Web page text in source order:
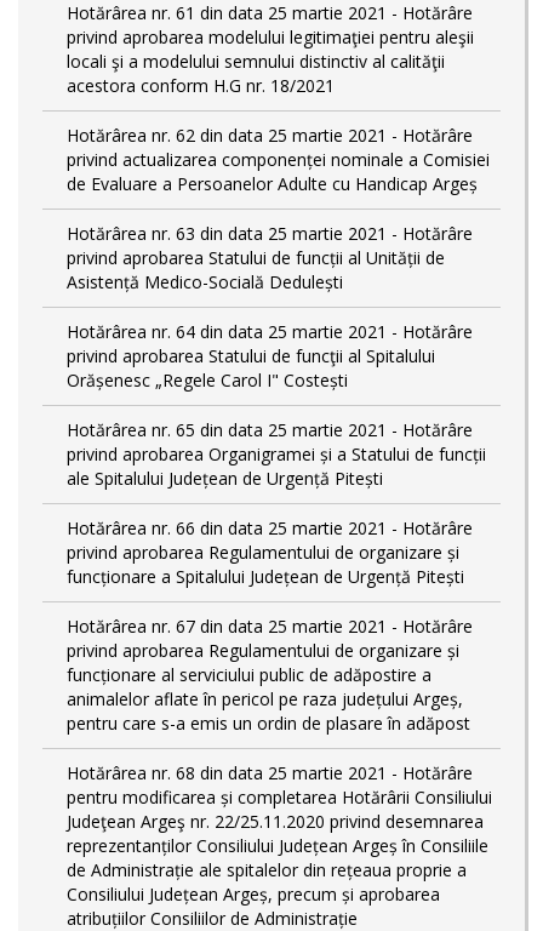
Hotărârea nr. 61 din data 25 martie 2021 - Hotărâre
privind aprobarea modelului legitimaţiei pentru aleşii
locali şi a modelului semnului distinctiv al calităţii
acestora conform H.G nr. 18/2021
Hotărârea nr. 62 din data 25 martie 2021 - Hotărâre
privind actualizarea componenței nominale a Comisiei
de Evaluare a Persoanelor Adulte cu Handicap Argeș
Hotărârea nr. 63 din data 25 martie 2021 - Hotărâre
privind aprobarea Statului de funcții al Unității de
Asistență Medico-Socială Dedulești
Hotărârea nr. 64 din data 25 martie 2021 - Hotărâre
privind aprobarea Statului de funcţii al Spitalului
Orășenesc „Regele Carol I" Costești
Hotărârea nr. 65 din data 25 martie 2021 - Hotărâre
privind aprobarea Organigramei și a Statului de funcții
ale Spitalului Județean de Urgență Pitești
Hotărârea nr. 66 din data 25 martie 2021 - Hotărâre
privind aprobarea Regulamentului de organizare și
funcționare a Spitalului Județean de Urgență Pitești
Hotărârea nr. 67 din data 25 martie 2021 - Hotărâre
privind aprobarea Regulamentului de organizare și
funcționare al serviciului public de adăpostire a
animalelor aflate în pericol pe raza județului Argeș,
pentru care s-a emis un ordin de plasare în adăpost
Hotărârea nr. 68 din data 25 martie 2021 - Hotărâre
pentru modificarea și completarea Hotărârii Consiliului
Judeţean Argeş nr. 22/25.11.2020 privind desemnarea
reprezentanților Consiliului Județean Argeș în Consiliile
de Administrație ale spitalelor din rețeaua proprie a
Consiliului Județean Argeș, precum și aprobarea
atribuțiilor Consiliilor de Administrație